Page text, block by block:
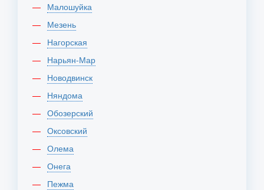
Малошуйка
Мезень
Нагорская
Нарьян-Мар
Новодвинск
Няндома
Обозерский
Оксовский
Олема
Онега
Пежма